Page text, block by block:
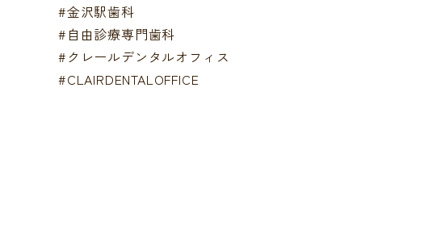
#金沢駅歯科
#自由診療専門歯科
#クレールデンタルオフィス
#CLAIRDENTALOFFICE